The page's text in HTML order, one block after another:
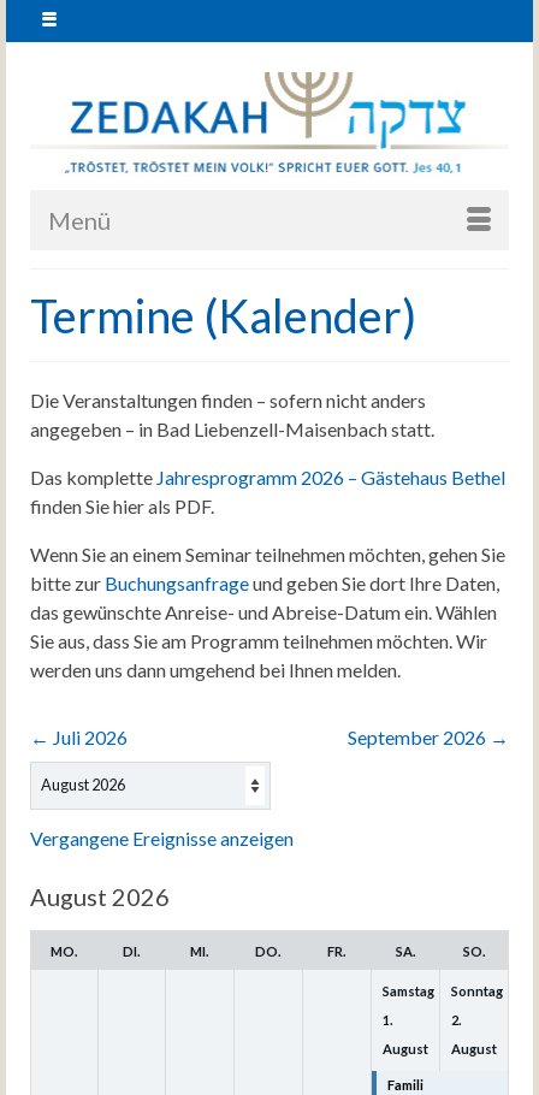
Menü
Termine (Kalender)
Die Veranstaltungen finden – sofern nicht anders
angegeben – in Bad Liebenzell-Maisenbach statt.
Das komplette Jahresprogramm 2026 – Gästehaus Bethel
finden Sie hier als PDF.
Wenn Sie an einem Seminar teilnehmen möchten, gehen Sie
bitte zur Buchungsanfrageund geben Sie dort Ihre Daten,
das gewünschte Anreise- und Abreise-Datum ein. Wählen
Sie aus, dass Sie am Programm teilnehmen möchten. Wir
werden uns dann umgehend bei Ihnen melden.
← Juli 2026 September 2026 →
Auswahl
Monats
Vergangene Ereignisse anzeigen
August 2026
MO. DI. MI. DO. FR. SA. SO.
Samstag
1.
August
Famili
Sonntag
2.
August